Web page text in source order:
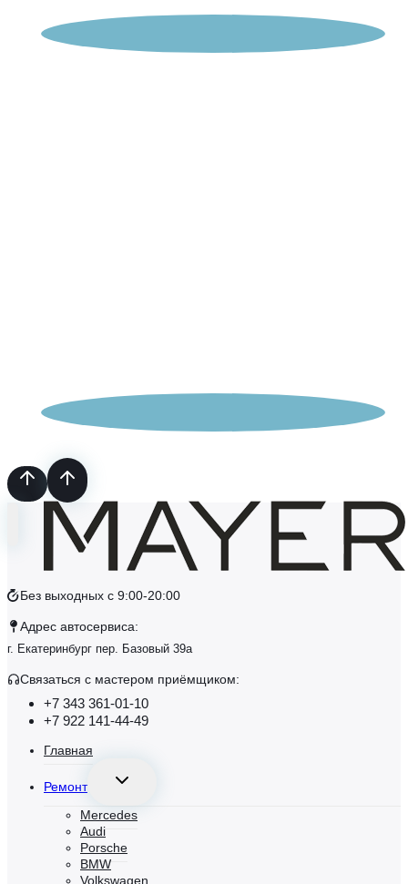
Без выходных с 9:00-20:00
Адрес автосервиса:
г. Екатеринбург пер. Базовый 39а
Связаться с маcтером приёмщиком:
+7 343 361-01-10
+7 922 141-44-49
Главная
Ремонт
Переключить
меню
Mercedes
Audi
Porsche
BMW
Volkswagen